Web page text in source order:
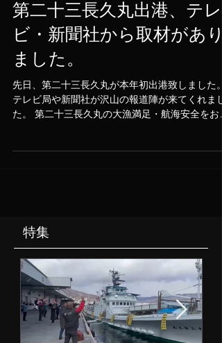
第二十三長久丸出港、テレ
ビ・新聞社から取材があり
ました。
先日、第二十三長久丸が本年初出港致しました。
テレビ局や新聞社が沢山の報道陣が来てくれまし
た。 第二十三長久丸の大漁満足・航海安全をお
特集